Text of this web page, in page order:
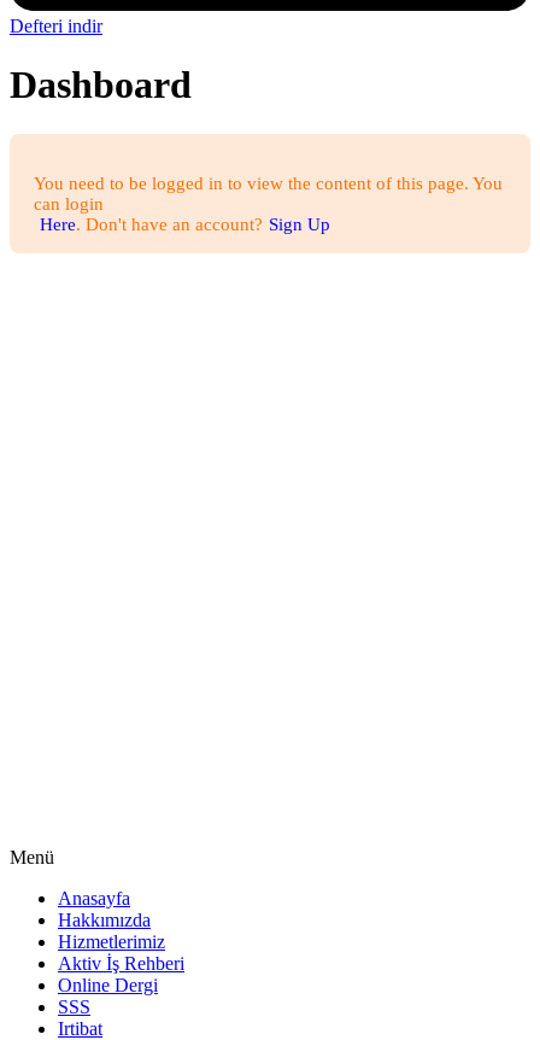
Defteri indir
Dashboard
You need to be logged in to view the content of this page. You
can login
Here. Don't have an account? Sign Up
Menü
Anasayfa
Hakkımızda
Hizmetlerimiz
Aktiv İş Rehberi
Online Dergi
SSS
Irtibat